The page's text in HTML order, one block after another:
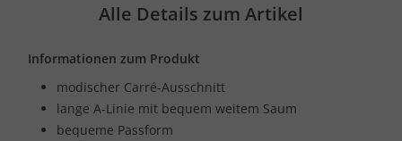
Alle Details zum Artikel
Informationen zum Produkt
modischer Carré-Ausschnitt
lange A-Linie mit bequem weitem Saum
bequeme Passform